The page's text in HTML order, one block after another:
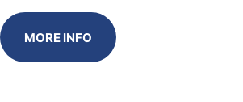
MORE INFO